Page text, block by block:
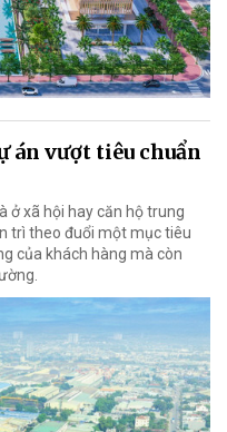
án vượt tiêu chuẩn
ở xã hội hay căn hộ trung
trì theo đuổi một mục tiêu
của khách hàng mà còn